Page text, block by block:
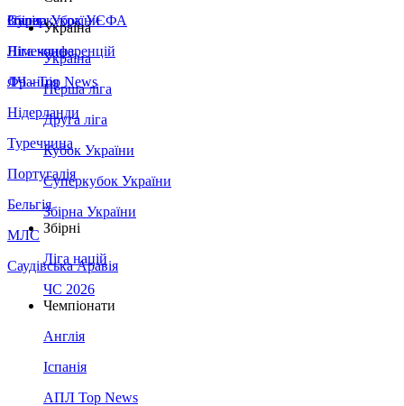
Збірна України
Італія
Німеччина
Франція
Нідерланди
Туреччина
Португалія
Бельгія
МЛС
Саудівська Аравія
Суперкубок УЄФА
Ліга конференцій
ЛЧ - Top News
Україна
Україна
Перша ліга
Друга ліга
Кубок України
Суперкубок України
Збірна України
Збірні
Ліга націй
ЧС 2026
Чемпіонати
Англія
Іспанія
АПЛ Top News